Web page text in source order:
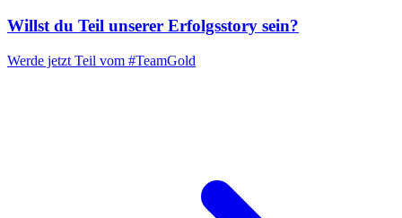
Willst du Teil unserer Erfolgsstory sein?
Werde jetzt Teil vom #TeamGold